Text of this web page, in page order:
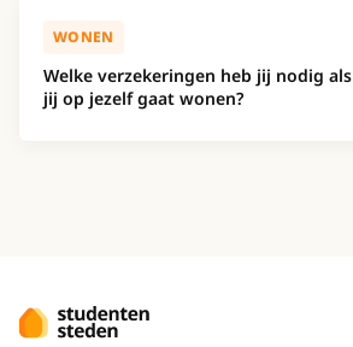
WONEN
Welke verzekeringen heb jij nodig als
jij op jezelf gaat wonen?